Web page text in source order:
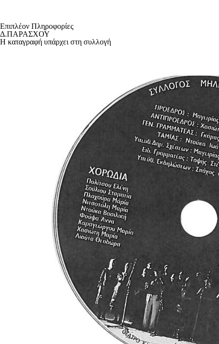
Επιπλέον Πληροφορίες
Δ.ΠΑΡΑΣΧΟΥ
Η καταγραφή υπάρχει στη συλλογή